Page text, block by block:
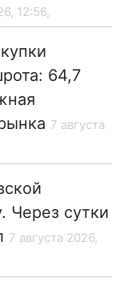
12:56,
64,7
7 августа
Через сутки
7 августа 2026,